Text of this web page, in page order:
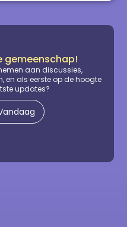
gemeenschap!
aan discussies,
en als eerste op de hoogte
updates?